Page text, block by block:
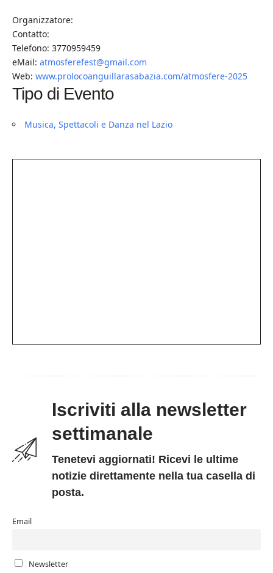
Organizzatore:
Contatto:
Telefono: 3770959459
eMail: atmosferefest@gmail.com
Web: www.prolocoanguillarasabazia.com/atmosfere-2025
Tipo di Evento
Musica, Spettacoli e Danza nel Lazio
Iscriviti alla newsletter
settimanale
Tenetevi aggiornati! Ricevi le ultime
notizie direttamente nella tua casella di
posta.
Email
Newsletter